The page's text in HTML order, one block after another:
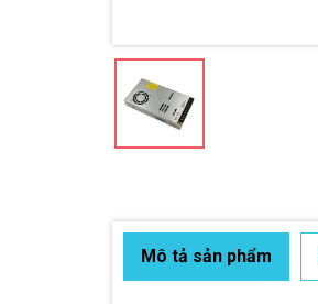
Mô tả sản phẩm